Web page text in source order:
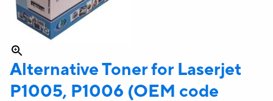
Alternative Toner for Laserjet
P1005, P1006 (OEM code